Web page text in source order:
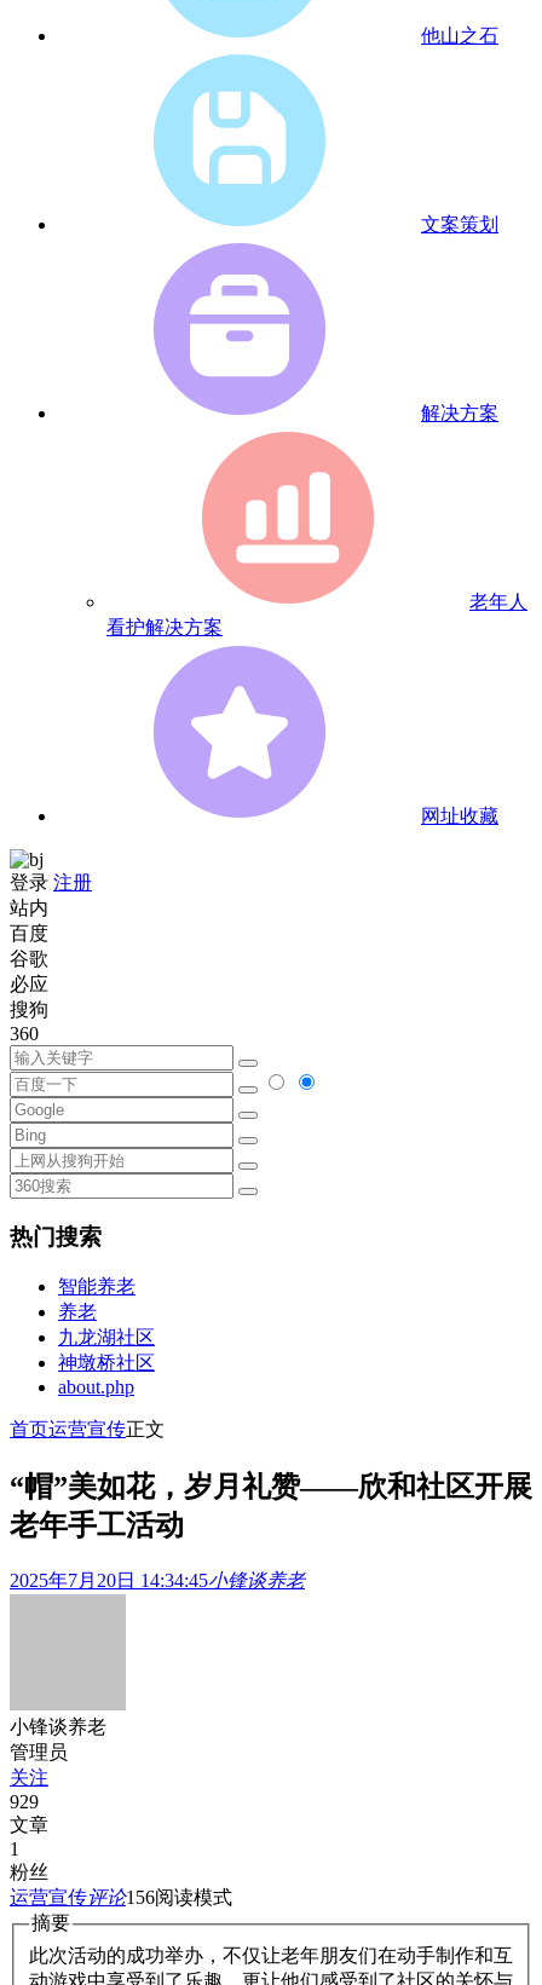
他山之石
文案策划
解决方案
老年人
看护解决方案
网址收藏
登录 注册
站内
百度
谷歌
必应
搜狗
360
热门搜索
智能养老
养老
九龙湖社区
神墩桥社区
about.php
首页运营宣传正文
“帽”美如花，岁月礼赞——欣和社区开展
老年手工活动
2025年7月20日 14:34:45小锋谈养老
小锋谈养老
管理员
关注
929
文章
1
粉丝
运营宣传评论156阅读模式
摘要
此次活动的成功举办，不仅让老年朋友们在动手制作和互
动游戏中享受到了乐趣，更让他们感受到了社区的关怀与